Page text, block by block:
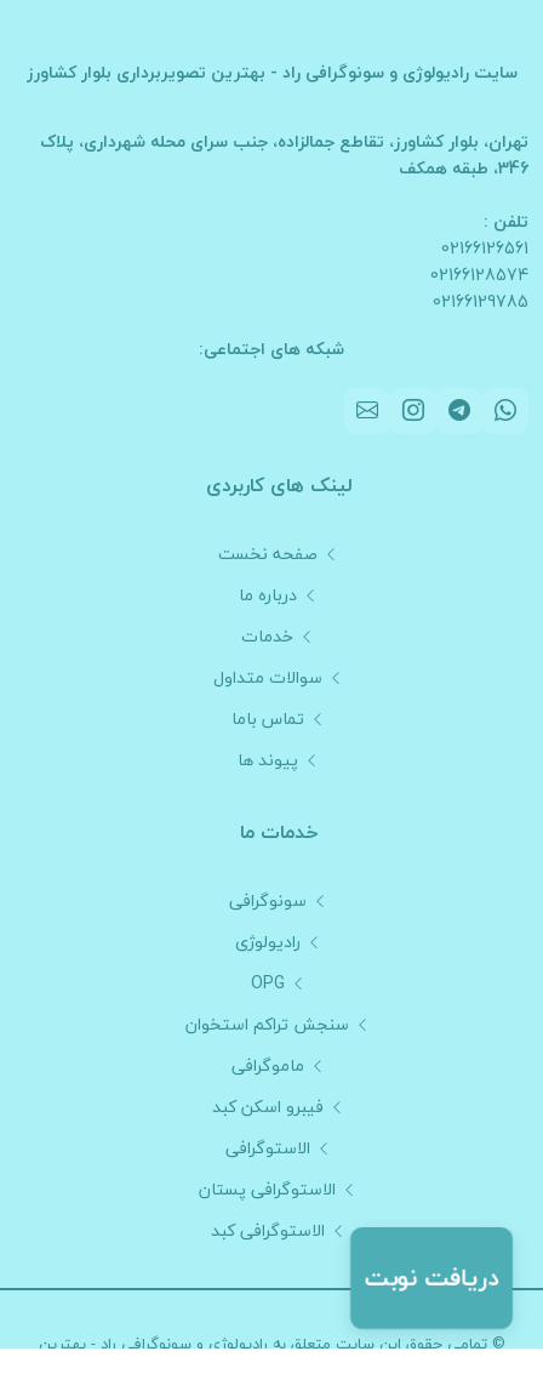
سایت رادیولوژی و سونوگرافی راد - بهترین تصویربرداری بلوار کشاورز
تهران، بلوار کشاورز، تقاطع جمالزاده، جنب سرای محله شهرداری، پلاک
346، طبقه همکف
تلفن :
02166126561
02166128574
02166129785
شبکه های اجتماعی:
لینک های کاربردی
صفحه نخست
درباره ما
خدمات
سوالات متداول
تماس باما
پیوند ها
خدمات ما
سونوگرافی
رادیولوژی
OPG
سنجش تراکم استخوان
ماموگرافی
فیبرو اسکن کبد
الاستوگرافی
الاستوگرافی پستان
الاستوگرافی کبد
© تمامی حقوق این سایت متعلق بهرادیولوژی و سونوگرافی راد - بهترین